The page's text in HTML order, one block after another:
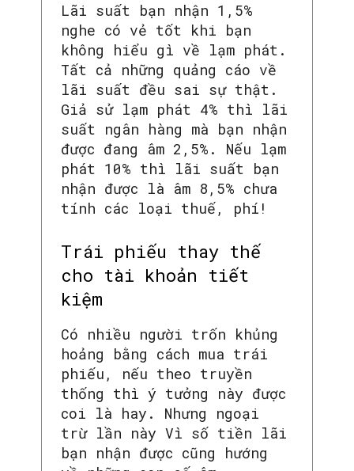
Lãi suất bạn nhận 1,5%
nghe có vẻ tốt khi bạn
không hiểu gì về lạm phát.
Tất cả những quảng cáo về
lãi suất đều sai sự thật.
Giả sử lạm phát 4% thì lãi
suất ngân hàng mà bạn nhận
được đang âm 2,5%. Nếu lạm
phát 10% thì lãi suất bạn
nhận được là âm 8,5% chưa
tính các loại thuế, phí!
Trái phiếu thay thế
cho tài khoản tiết
kiệm
Có nhiều người trốn khủng
hoảng bằng cách mua trái
phiếu, nếu theo truyền
thống thì ý tưởng này được
coi là hay. Nhưng ngoại
trừ lần này Vì số tiền lãi
bạn nhận được cũng hướng